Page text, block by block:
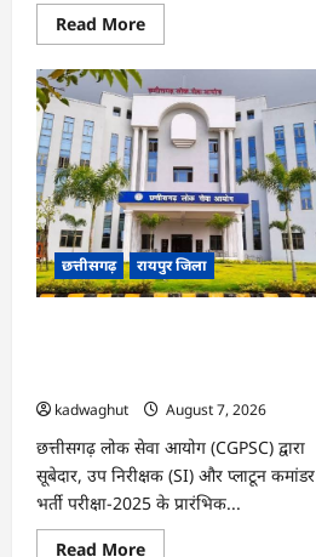
Read MoreRead
more
CG
News:
पाटन
सीट
पर
फंसे
भूपेश
बघेल!
सुप्रीम
कोर्ट
ने
हाईकोर्ट
के
फैसले
छत्तीसगढ़ रायपुर जिला
kadwaghut
August 7, 2026
छत्तीसगढ़ लोक सेवा आयोग (CGPSC) द्वारा
सूबेदार, उप निरीक्षक (SI) और प्लाटून कमांडर
भर्ती परीक्षा-2025 के प्रारंभिक...
Read MoreRead